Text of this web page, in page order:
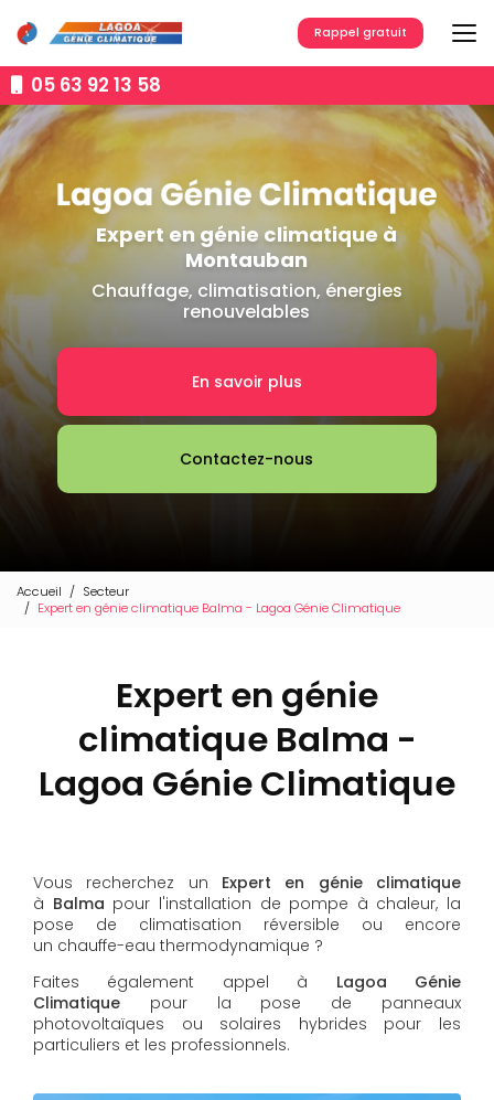
au
contenu
principal05 63 92 13 58
Rappel gratuit
Expert en génie climatique à
Montauban
Chauffage, climatisation, énergies
renouvelables
En savoir plus
Contactez-nous
Accueil
Secteur
Expert en génie climatique Balma - Lagoa Génie Climatique
Expert en génie
climatique Balma -
Lagoa Génie Climatique
Vous recherchez un Expert en génie climatique
à Balma pour l'installation de pompe à chaleur, la
pose de climatisation réversible ou encore
un chauffe-eau thermodynamique ?
Faites également appel à Lagoa Génie
Climatique pour la pose de panneaux
photovoltaïques ou solaires hybrides pour les
particuliers et les professionnels.